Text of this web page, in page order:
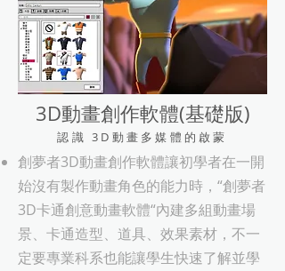
3D動畫創作軟體(基礎版)
認識 3D動畫多媒體的啟蒙
創夢者3D動畫創作軟體讓初學者在一開
始沒有製作動畫角色的能力時，“創夢者
3D卡通創意動畫軟體“內建多組動畫場
景、卡通造型、道具、效果素材，不一
定要專業科系也能讓學生快速了解並學